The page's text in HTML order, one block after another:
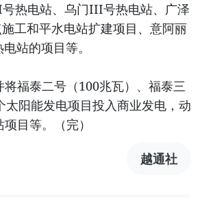
热电站、乌门III号热电站、广泽
工和平水电站扩建项目、意阿丽
站的项目等。
福泰二号（100兆瓦）、福泰三
太阳能发电项目投入商业发电，动
目等。（完）
越通社